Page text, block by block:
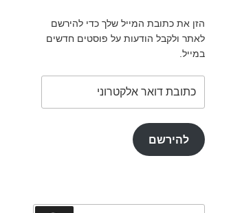
הזן את כתובת המייל שלך כדי להירשם
לאתר ולקבל הודעות על פוסטים חדשים
במייל.
דואר
להירשם